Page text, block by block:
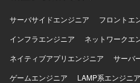
境はμITRONとなります。主な
合があります。
サーバサイドエンジニア
フロントエ
インフラエンジニア
ネットワークエ
ネイティブアプリエンジニア
サーバ
ゲームエンジニア
LAMP系エンジニア